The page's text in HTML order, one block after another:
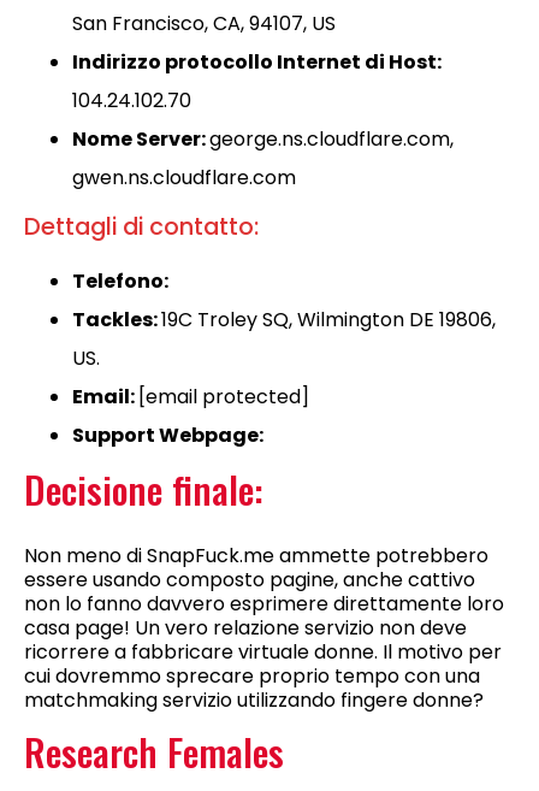
San Francisco, CA, 94107, US
Indirizzo protocollo Internet di Host:
104.24.102.70
Nome Server:george.ns.cloudflare.com,
gwen.ns.cloudflare.com
Dettagli di contatto:
Telefono:
Tackles:19C Troley SQ, Wilmington DE 19806,
US.
Email: [email protected]
Support Webpage:
Decisione finale:
Non meno di SnapFuck.me ammette potrebbero
essere usando composto pagine, anche cattivo
non lo fanno davvero esprimere direttamente loro
casa page! Un vero relazione servizio non deve
ricorrere a fabbricare virtuale donne. Il motivo per
cui dovremmo sprecare proprio tempo con una
matchmaking servizio utilizzando fingere donne?
Research Females